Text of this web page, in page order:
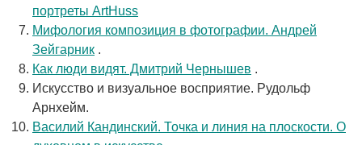
портреты ArtHuss
Мифология композиция в фотографии. Андрей
Зейгарник .
Как люди видят. Дмитрий Чернышев .
Искусство и визуальное восприятие. Рудольф
Арнхейм.
Василий Кандинский. Точка и линия на плоскости. О